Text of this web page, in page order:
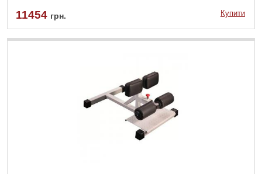
11454 грн. Купити